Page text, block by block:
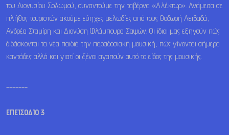
του Διονυσίου Σολωμού, συναντούμε την ταβέρνα «Αλέκτωρ». Ανάμεσα σε
πλήθος τουριστών ακούμε εύηχες μελωδίες από τους Θοδωρή Λειβαδά,
Ανδρέα Σταμίρη και Διονύση Φλάμπουρα Σαψών. Οι ίδιοι μας εξηγούν πώς
διδάσκονται τα νέα παιδιά την παραδοσιακή μουσική, πώς γίνονται σήμερα
καντάδες αλλά και γιατί οι ξένοι αγαπούν αυτό το είδος της μουσικής.
ΕΠΕΙΣΟΔΙΟ 3